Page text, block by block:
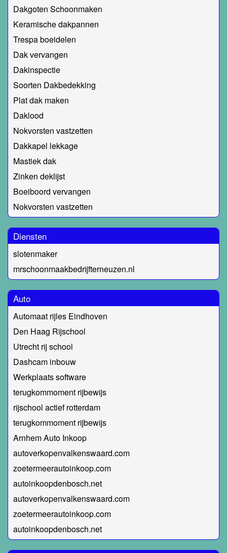
Dakgoten Schoonmaken
Keramische dakpannen
Trespa boeidelen
Dak vervangen
Dakinspectie
Soorten Dakbedekking
Plat dak maken
Daklood
Nokvorsten vastzetten
Dakkapel lekkage
Mastiek dak
Zinken deklijst
Boeiboord vervangen
Nokvorsten vastzetten
Diensten
slotenmaker
mrschoonmaakbedrijfterneuzen.nl
Auto
Automaat rijles Eindhoven
Den Haag Rijschool
Utrecht rij school
Dashcam inbouw
Werkplaats software
terugkommoment rijbewijs
rijschool actief rotterdam
terugkommoment rijbewijs
Arnhem Auto Inkoop
autoverkopenvalkenswaard.com
zoetermeerautoinkoop.com
autoinkoopdenbosch.net
autoverkopenvalkenswaard.com
zoetermeerautoinkoop.com
autoinkoopdenbosch.net